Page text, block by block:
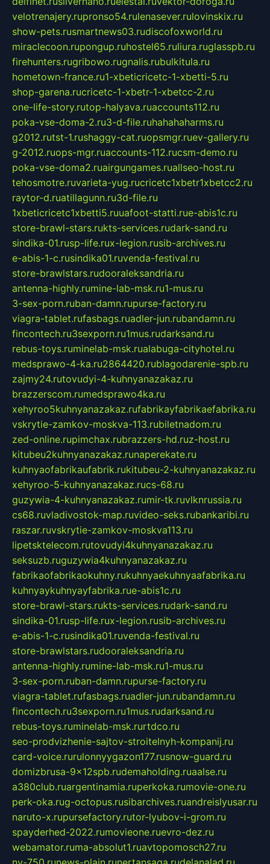
velotrenajery.rupronso54.rulenasever.rulovinskix.ru
show-pets.rusmartnews03.rudiscofoxworld.ru
miraclecoon.rupongup.ruhostel65.ruliura.ruglasspb.ru
firehunters.rugribowo.rugnalis.rubulkitula.ru
hometown-france.ru1-xbeticricetc-1-xbetti-5.ru
shop-garena.rucricetc-1-xbetr-1-xbetcc-2.ru
one-life-story.rutop-halyava.ruaccounts112.ru
poka-vse-doma-2.ru3-d-file.ruhahahaharms.ru
g2012.rutst-1.rushaggy-cat.ruopsmgr.ruev-gallery.ru
g-2012.ruops-mgr.ruaccounts-112.rucsm-demo.ru
poka-vse-doma2.ruairgungames.ruallseo-host.ru
tehosmotre.ruvarieta-yug.rucricetc1xbetr1xbetcc2.ru
raytor-d.ruatillagunn.ru3d-file.ru
1xbeticricetc1xbetti5.ruuafoot-statti.rue-abis1c.ru
store-brawl-stars.rukts-services.rudark-sand.ru
sindika-01.rusp-life.rux-legion.rusib-archives.ru
e-abis-1-c.rusindika01.ruvenda-festival.ru
store-brawlstars.rudooraleksandria.ru
antenna-highly.rumine-lab-msk.ru1-mus.ru
3-sex-porn.ruban-damn.rupurse-factory.ru
viagra-tablet.rufasbags.ruadler-jun.rubandamn.ru
fincontech.ru3sexporn.ru1mus.rudarksand.ru
rebus-toys.ruminelab-msk.rualabuga-cityhotel.ru
medsprawo-4-ka.ru2864420.rublagodarenie-spb.ru
zajmy24.rutovudyi-4-kuhnyanazakaz.ru
brazzerscom.rumedsprawo4ka.ru
xehyroo5kuhnyanazakaz.rufabrikayfabrikaefabrika.ru
vskrytie-zamkov-moskva-113.rubiletnadom.ru
zed-online.rupimchax.rubrazzers-hd.ruz-host.ru
kitubeu2kuhnyanazakaz.runaperekate.ru
kuhnyaofabrikaufabrik.rukitubeu-2-kuhnyanazakaz.ru
xehyroo-5-kuhnyanazakaz.rucs-68.ru
guzywia-4-kuhnyanazakaz.rumir-tk.ruvlknrussia.ru
cs68.ruvladivostok-map.ruvideo-seks.rubankaribi.ru
raszar.ruvskrytie-zamkov-moskva113.ru
lipetsktelecom.rutovudyi4kuhnyanazakaz.ru
seksuzb.ruguzywia4kuhnyanazakaz.ru
fabrikaofabrikaokuhny.rukuhnyaekuhnyaafabrika.ru
kuhnyaykuhnyayfabrika.rue-abis1c.ru
store-brawl-stars.rukts-services.rudark-sand.ru
sindika-01.rusp-life.rux-legion.rusib-archives.ru
e-abis-1-c.rusindika01.ruvenda-festival.ru
store-brawlstars.rudooraleksandria.ru
antenna-highly.rumine-lab-msk.ru1-mus.ru
3-sex-porn.ruban-damn.rupurse-factory.ru
viagra-tablet.rufasbags.ruadler-jun.rubandamn.ru
fincontech.ru3sexporn.ru1mus.rudarksand.ru
rebus-toys.ruminelab-msk.rurtdco.ru
seo-prodvizhenie-sajtov-stroitelnyh-kompanij.ru
card-voice.rurulonnyygazon177.rusnow-guard.ru
domizbrusa-9x12spb.rudemaholding.ruaalse.ru
a380club.ruargentinamia.ruperkoka.rumovie-one.ru
perk-oka.rug-octopus.rusibarchives.ruandreislyusar.ru
naruto-x.rupursefactory.rutor-lyubov-i-grom.ru
spayderhed-2022.rumovieone.ruevro-dez.ru
webamator.ruma-absolut1.ruavtopomosch27.ru